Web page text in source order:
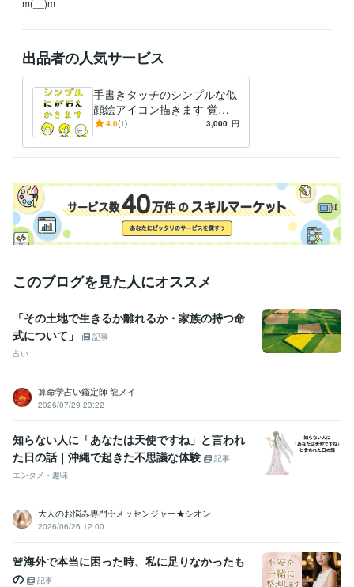
出品者の人気サービス
手書きタッチのシンプルな似
顔絵アイコン描きます 覚え
やすく・親しみやすい似顔絵
4.0(1) 3,000 円
このブログを見た人にオススメ
「その土地で生きるか離れるか・家族の持つ命
式について」
記事
占い
算命学占い鑑定師 龍メイ
2026/07/29 23:22
知らない人に「あなたは天使ですね」と言われ
た日の話｜沖縄で起きた不思議な体験
記事
エンタメ・趣味
大人のお悩み専門☩メッセンジャー★シオン
2026/06/26 12:00
🚨海外で本当に困った時、私に足りなかったも
の
記事